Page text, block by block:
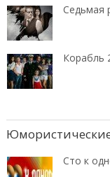
Седьмая
Корабль
Сто к